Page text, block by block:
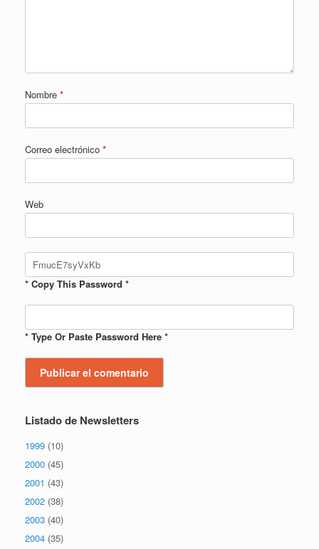
Nombre *
Correo electrónico *
Web
* Copy This Password *
* Type Or Paste Password Here *
Listado de Newsletters
1999 (10)
2000 (45)
2001 (43)
2002 (38)
2003 (40)
2004 (35)